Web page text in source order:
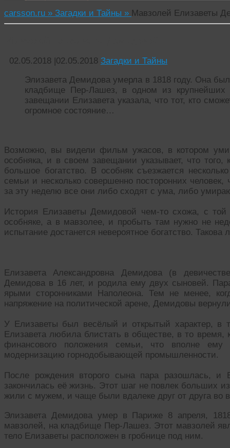
carsson.ru » Загадки и Тайны » Мавзолей Елизаветы
02.05.2018 |02.05.2018 Загадки и Тайны
Элизавета Демидова умерла в 1818 году. Она
кладбище Пер-Лашез, в одном из
завещании Елизавета указала, что тот, кто
огромное состояние…
Возможно, вы видели фильм ужасов, в котором
особняка, и в своем завещании указывает, что
большое богатство. В особняк съезжается
семьи и несколько совершенно посторонних
за эту неделю все они либо сходят с ума, либо
История Елизаветы Демидовой чем-то схожа, с
особняке, а в мавзолее, и пробыть там нужно не
испытание достанется невероятное богатство. Такова
Елизавета Александровна Демидова (в
Демидова в 16 лет, и родила ему двух сыновей.
ярыми сторонниками Наполеона. Тем не менее,
напряжение на политической арене, Демидовы
У Елизаветы был весёлый и открытый характер, в
Елизавета любила блистать в обществе, в то
финансового положения семьи, что вполне ему
модернизацию горнодобывающей промышленности.
После рождения второго сына пара разошлась, и
закончилась её жизнь. Этот шаг не повлек больших
жили с мужем, и чаще были вдалеке друг от друга во
Элизавета Демидова умер в Париже 8 апреля,
мавзолей, на кладбище Пер-Лашез. Этот мавзолей
тело Елизаветы расположен в гробнице под ним.